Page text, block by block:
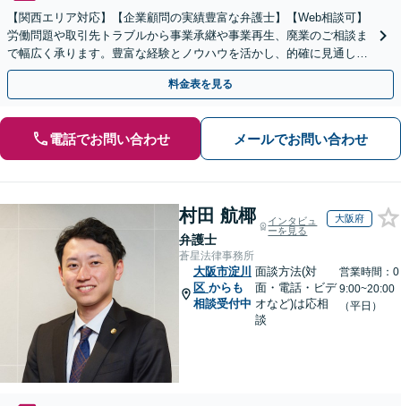
【関西エリア対応】【企業顧問の実績豊富な弁護士】【Web相談可】
労働問題や取引先トラブルから事業承継や事業再生、廃業のご相談ま
で幅広く承ります。豊富な経験とノウハウを活かし、的確に見通しを
立て先手を打った対応が強みです。顧問契約の実績も多数
料金表を見る
電話でお問い合わせ メールでお問い合わせ
村田 航椰
弁護士
インタビュ
ーを見る
大阪府
蒼星法律事務所
大阪市淀川
区 からも
相談受付中
面談方法(対
面・電話・ビデ
オなど)は応相
談
営業時間：0
9:00~20:00
（平日）